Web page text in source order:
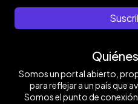
Somos un portal abierto,
para reflejar a un país que
Somos el punto de